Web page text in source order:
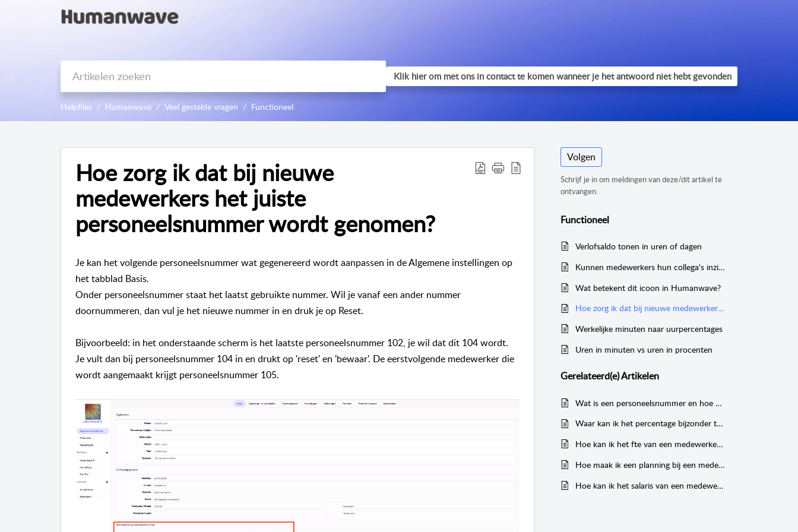
Helpfiles Humanwave Veel gestelde vragen Functioneel
Hoe zorg ik dat bij nieuwe
medewerkers het juiste
personeelsnummer wordt genomen?
Je kan het volgende personeelsnummer wat gegenereerd wordt aanpassen in de Algemene instellingen op
het tabblad Basis.
Onder personeelsnummer staat het laatst gebruikte nummer. Wil je vanaf een ander nummer
doornummeren, dan vul je het nieuwe nummer in en druk je op Reset.
Bijvoorbeeld: in het onderstaande scherm is het laatste personeelsnummer 102, je wil dat dit 104 wordt.
Je vult dan bij personeelsnummer 104 in en drukt op 'reset' en 'bewaar'. De eerstvolgende medewerker die
wordt aangemaakt krijgt personeelsnummer 105.
Volgen
Schrijf je in om meldingen van deze/dit artikel te
ontvangen.
Functioneel
Verlofsaldo tonen in uren of dagen
Kunnen medewerkers hun collega's inzien?
Wat betekent dit icoon in Humanwave?
Hoe zorg ik dat bij nieuwe medewerkers het juiste personeelsnummer wordt genomen?
Werkelijke minuten naar uurpercentages
Uren in minuten vs uren in procenten
Gerelateerd(e)Artikelen
Wat is een personeelsnummer en hoe pas ik deze aan?
Waar kan ik het percentage bijzonder tarief aanpassen?
Hoe kan ik het fte van een medewerker wijzigen als de medewerker meer of minder gaat werken?
Hoe maak ik een planning bij een medewerker?
Hoe kan ik het salaris van een medewerker wijzigen?